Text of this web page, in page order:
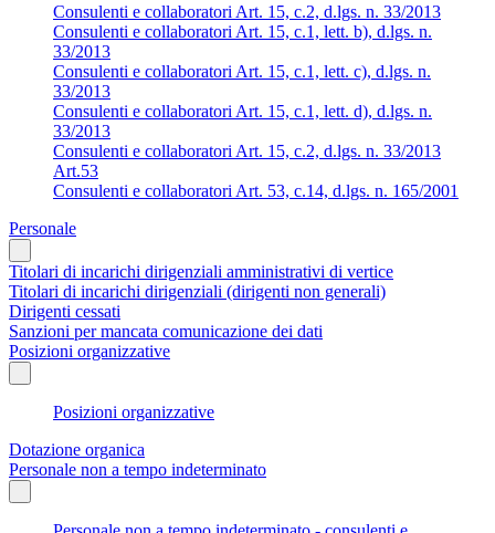
Consulenti e collaboratori Art. 15, c.2, d.lgs. n. 33/2013
Consulenti e collaboratori Art. 15, c.1, lett. b), d.lgs. n.
33/2013
Consulenti e collaboratori Art. 15, c.1, lett. c), d.lgs. n.
33/2013
Consulenti e collaboratori Art. 15, c.1, lett. d), d.lgs. n.
33/2013
Consulenti e collaboratori Art. 15, c.2, d.lgs. n. 33/2013
Art.53
Consulenti e collaboratori Art. 53, c.14, d.lgs. n. 165/2001
Personale
Titolari di incarichi dirigenziali amministrativi di vertice
Titolari di incarichi dirigenziali (dirigenti non generali)
Dirigenti cessati
Sanzioni per mancata comunicazione dei dati
Posizioni organizzative
Posizioni organizzative
Dotazione organica
Personale non a tempo indeterminato